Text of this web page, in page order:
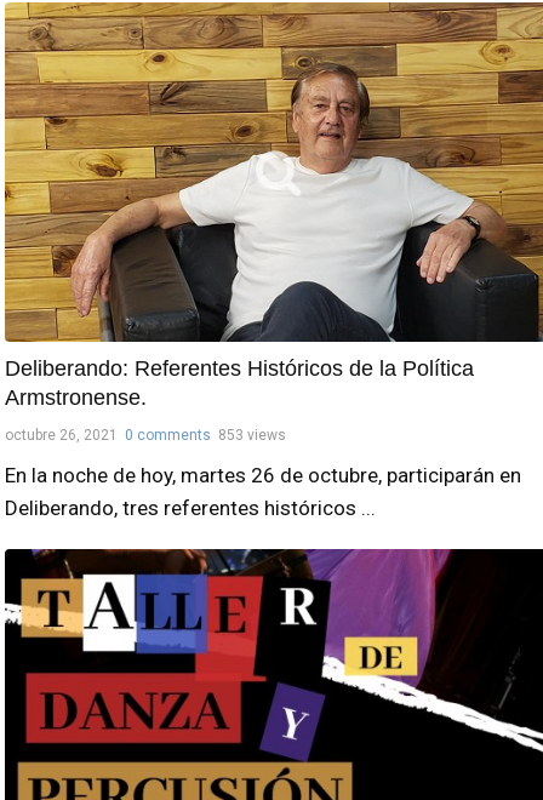
Deliberando: Referentes Históricos de la Política
Armstronense.
octubre 26, 2021 0 comments 853 views
En la noche de hoy, martes 26 de octubre, participarán en
Deliberando, tres referentes históricos ...